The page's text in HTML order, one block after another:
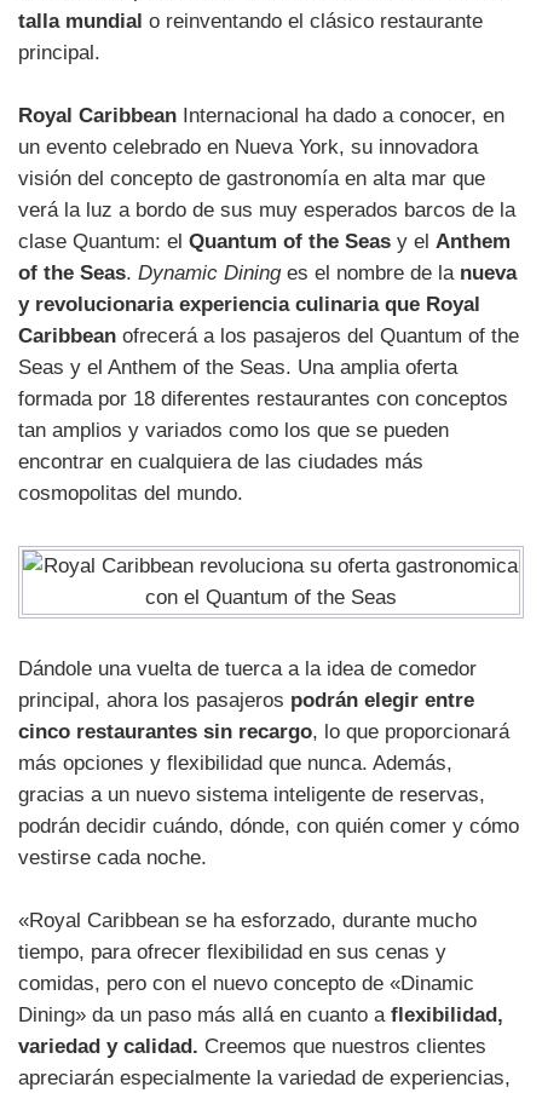
talla mundial o reinventando el clásico restaurante
principal.
Royal Caribbean Internacional ha dado a conocer, en
un evento celebrado en Nueva York, su innovadora
visión del concepto de gastronomía en alta mar que
verá la luz a bordo de sus muy esperados barcos de la
clase Quantum: el Quantum of the Seas y el Anthem
of the Seas. Dynamic Dininges el nombre de la nueva
y revolucionaria experiencia culinaria que Royal
Caribbean ofrecerá a los pasajeros del Quantum of the
Seas y el Anthem of the Seas. Una amplia oferta
formada por 18 diferentes restaurantes con conceptos
tan amplios y variados como los que se pueden
encontrar en cualquiera de las ciudades más
cosmopolitas del mundo.
Dándole una vuelta de tuerca a la idea de comedor
principal, ahora los pasajeros podrán elegir entre
cinco restaurantes sin recargo, lo que proporcionará
más opciones y flexibilidad que nunca. Además,
gracias a un nuevo sistema inteligente de reservas,
podrán decidir cuándo, dónde, con quién comer y cómo
vestirse cada noche.
«Royal Caribbean se ha esforzado, durante mucho
tiempo, para ofrecer flexibilidad en sus cenas y
comidas, pero con el nuevo concepto de «Dinamic
Dining» da un paso más allá en cuanto a flexibilidad,
variedad y calidad. Creemos que nuestros clientes
apreciarán especialmente la variedad de experiencias,